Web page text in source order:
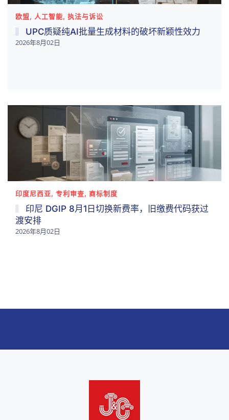
欧盟, 人工智能, 执法与诉讼
UPC质疑纯AI批量生成材料的破坏新颖性效力
2026年8月02日
印度尼西亚, 专利审查, 商标制度
印尼 DGIP 8月1日切换新费率，旧缴费代码获过
渡安排
2026年8月02日